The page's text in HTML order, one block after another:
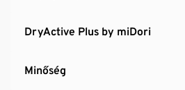
DryActive Plus by miDori
Minőség